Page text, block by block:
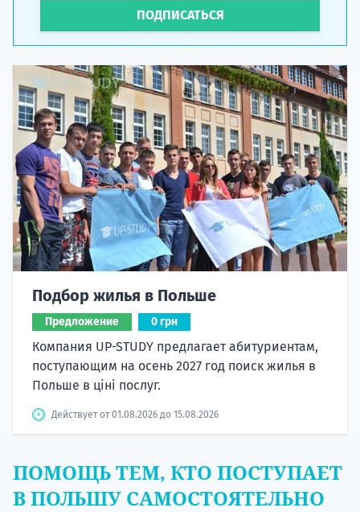
ПОДПИСАТЬСЯ
Подбор жилья в Польше
Предложение 0 грн
Компания UP-STUDY предлагает абитуриентам,
поступающим на осень 2027 год поиск жилья в
Польше в ціні послуг.
Действует от 01.08.2026 до 15.08.2026
ПОМОЩЬ ТЕМ, КТО ПОСТУПАЕТ
В ПОЛЬШУ САМОСТОЯТЕЛЬНО